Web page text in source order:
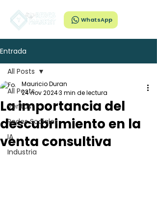
WhatsApp
Entrada
All Posts
Ventas
Redes Sociales
IA
Industria
All Posts
La importancia del
descubrimiento en la
venta consultiva
Mauricio Duran
24 nov 20243 min de lectura